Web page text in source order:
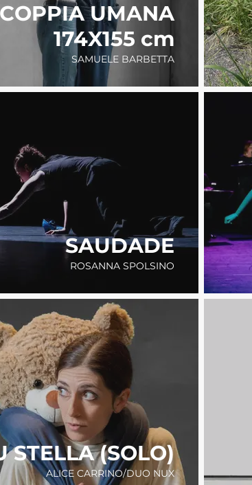
COPPIA UMANA
174X155 cm
SAMUELE BARBETTA
SAUDADE
ROSANNA SPOLSINO
STELLA (SOLO)
ALICE CARRINO/DUO NUX